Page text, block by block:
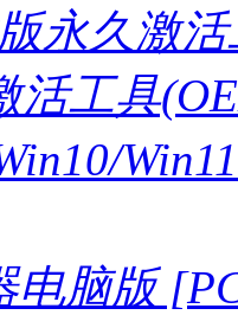
永久激
活工具
电脑版